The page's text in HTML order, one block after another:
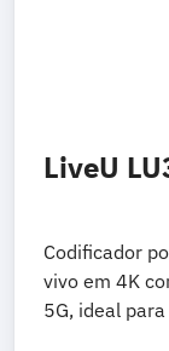
LiveU
Codificador
vivo em 4K
5G, ideal